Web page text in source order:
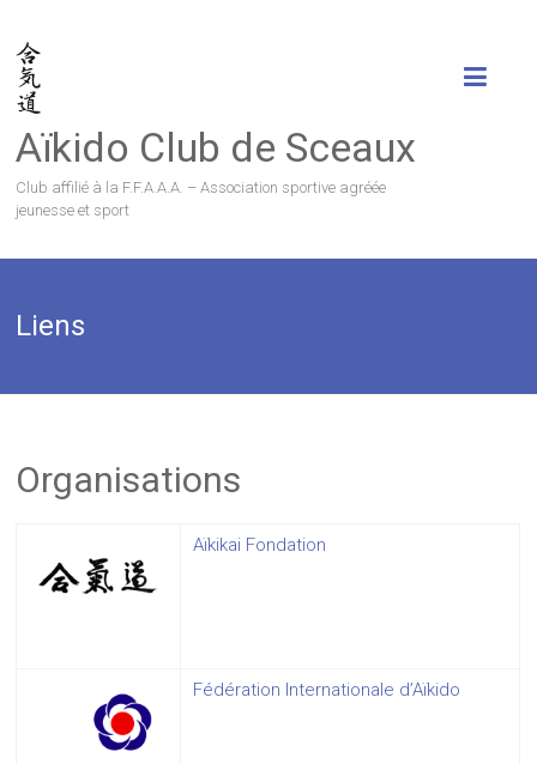
Aïkido Club de Sceaux
Club affilié à la F.F.A.A.A. – Association sportive agréée
jeunesse et sport
Liens
Organisations
Aïkikai Fondation
Fédération Internationale d’Aïkido